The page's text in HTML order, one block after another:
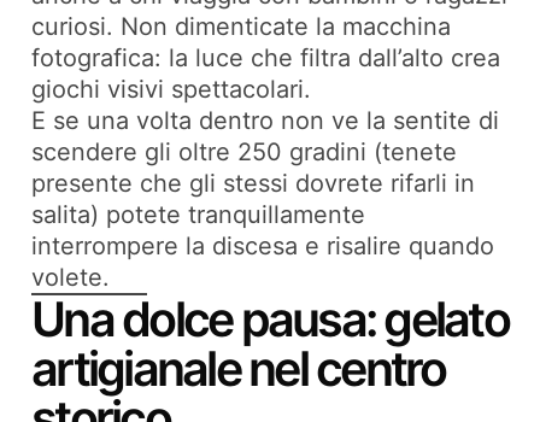
curiosi. Non dimenticate la macchina
fotografica: la luce che filtra dall’alto crea
giochi visivi spettacolari.
E se una volta dentro non ve la sentite di
scendere gli oltre 250 gradini (tenete
presente che gli stessi dovrete rifarli in
salita) potete tranquillamente
interrompere la discesa e risalire quando
volete.
Una dolce pausa: gelato
artigianale nel centro